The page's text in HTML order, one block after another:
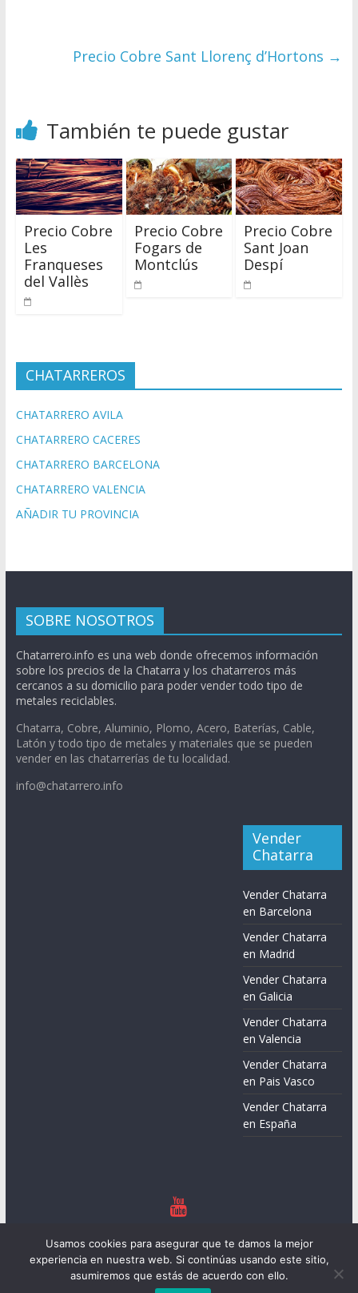
Precio Cobre Sant Llorenç d’Hortons →
También te puede gustar
Precio Cobre
Les
Franqueses
del Vallès
Precio Cobre
Fogars de
Montclús
Precio Cobre
Sant Joan
Despí
CHATARREROS
CHATARRERO AVILA
CHATARRERO CACERES
CHATARRERO BARCELONA
CHATARRERO VALENCIA
AÑADIR TU PROVINCIA
SOBRE NOSOTROS
Chatarrero.info es una web donde ofrecemos información
sobre los precios de la Chatarra y los chatarreros más
cercanos a su domicilio para poder vender todo tipo de
metales reciclables.
Chatarra, Cobre, Aluminio, Plomo, Acero, Baterías, Cable,
Latón y todo tipo de metales y materiales que se pueden
vender en las chatarrerías de tu localidad.
info@chatarrero.info
Vender
Chatarra
Vender Chatarra
en Barcelona
Vender Chatarra
en Madrid
Vender Chatarra
en Galicia
Vender Chatarra
en Valencia
Vender Chatarra
en Pais Vasco
Vender Chatarra
en España
derechos reservados.
Tema:ColorMagpor ThemeGrill. Funciona conWordPress
Usamos cookies para asegurar que te damos la mejor
experiencia en nuestra web. Si continúas usando este sitio,
asumiremos que estás de acuerdo con ello.